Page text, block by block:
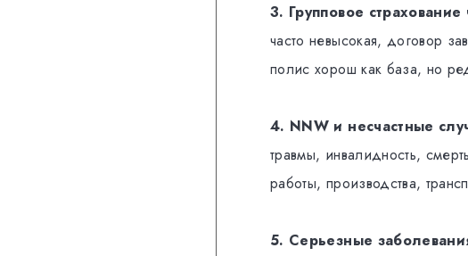
3. Групповое
часто невысокая, договор
полис хорош как база, но
4. NNW и несчастные
травмы, инвалидность,
работы, производства,
5. Серьезные